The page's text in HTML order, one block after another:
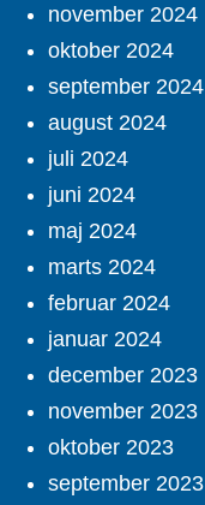
november 2024
oktober 2024
september 2024
august 2024
juli 2024
juni 2024
maj 2024
marts 2024
februar 2024
januar 2024
december 2023
november 2023
oktober 2023
september 2023